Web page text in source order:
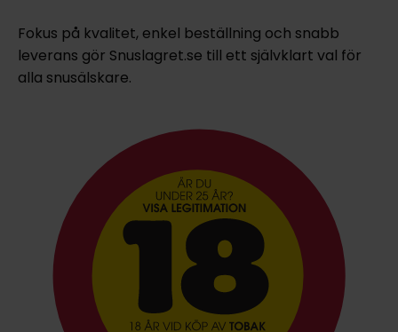
Fokus på kvalitet, enkel beställning och snabb
leverans gör Snuslagret.se till ett självklart val för
alla snusälskare.